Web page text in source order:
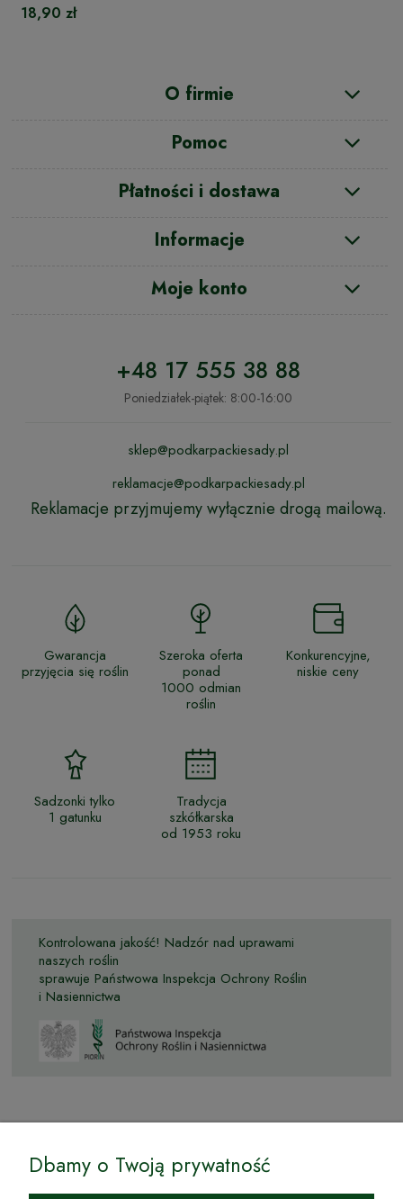
18,90 zł
O firmie
Pomoc
Płatności i dostawa
Informacje
Moje konto
+48 17 555 38 88
Poniedziałek-piątek: 8:00-16:00
sklep@podkarpackiesady.pl
reklamacje@podkarpackiesady.pl
Reklamacje przyjmujemy wyłącznie drogą mailową.
Gwarancja
przyjęcia się roślin
Szeroka oferta
ponad
1000 odmian
roślin
Konkurencyjne,
niskie ceny
Sadzonki tylko
1 gatunku
Tradycja
szkółkarska
od 1953 roku
Kontrolowana jakość! Nadzór nad uprawami
naszych roślin
sprawuje Państwowa Inspekcja Ochrony Roślin
i Nasiennictwa
Internetowy Sklep Ogrodniczy Podkarpackie Sady to inicjatywa
Dbamy o Twoją prywatność